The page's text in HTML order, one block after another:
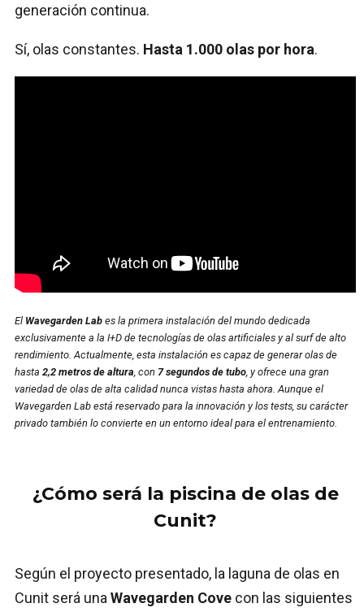
generación continua.
Sí, olas constantes. Hasta 1.000 olas por hora.
El Wavegarden Lab es la primera instalación del mundo dedicada
exclusivamente a la I+D de tecnologías de olas artificiales y al surf de alto
rendimiento. Actualmente, esta instalación es capaz de generar olas de
hasta 2,2 metros de altura , con 7 segundos de tubo , y ofrece una gran
variedad de olas de alta calidad nunca vistas hasta ahora. Aunque el
Wavegarden Lab está reservado para la innovación y los tests, su carácter
privado también lo convierte en un entorno ideal para el entrenamiento.
¿Cómo será la piscina de olas de
Cunit?
Según el proyecto presentado, la laguna de olas en
Cunit será una Wavegarden Cove con las siguientes